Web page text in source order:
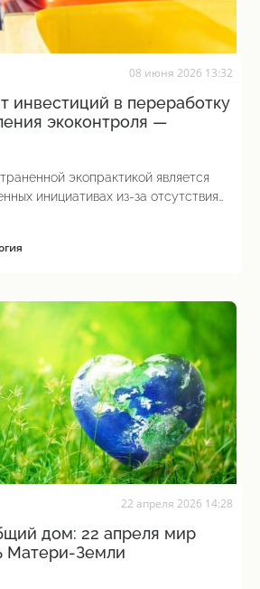
08 июня 2026 13:32
инвестиций в переработку
экоконтроля —
экопрактикой является
инициативах из-за отсутствия
22 апреля 2026 14:28
дом: 22 апреля мир
Матери-Земли